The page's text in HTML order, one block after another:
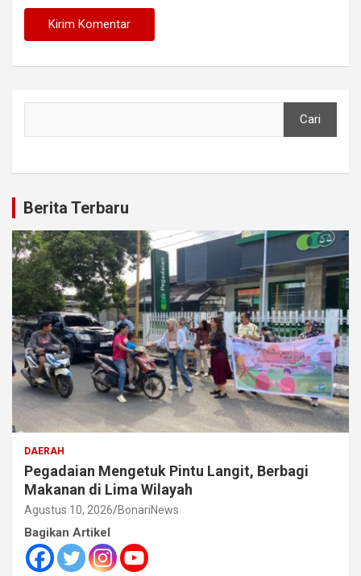
Cari
Berita Terbaru
DAERAH
Pegadaian Mengetuk Pintu Langit, Berbagi
Makanan di Lima Wilayah
Agustus 10, 2026 BonariNews
Bagikan Artikel